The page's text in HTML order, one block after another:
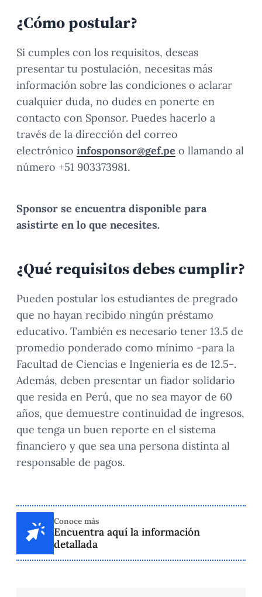
¿Cómo postular?
Si cumples con los requisitos, deseas
presentar tu postulación, necesitas más
información sobre las condiciones o aclarar
cualquier duda, no dudes en ponerte en
contacto con Sponsor. Puedes hacerlo a
través de la dirección del correo
electrónico infosponsor@gef.pe o llamando al
número +51 903373981.
Sponsor se encuentra disponible para
asistirte en lo que necesites.
¿Qué requisitos debes cumplir?
Pueden postular los estudiantes de pregrado
que no hayan recibido ningún préstamo
educativo. También es necesario tener 13.5 de
promedio ponderado como mínimo -para la
Facultad de Ciencias e Ingeniería es de 12.5-.
Además, deben presentar un fiador solidario
que resida en Perú, que no sea mayor de 60
años, que demuestre continuidad de ingresos,
que tenga un buen reporte en el sistema
financiero y que sea una persona distinta al
responsable de pagos.
Conoce más
Encuentra aquí la información
detallada